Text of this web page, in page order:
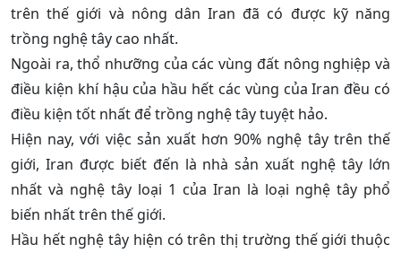
trên thế giới và nông dân Iran đã có được kỹ năng
trồng nghệ tây cao nhất.
Ngoài ra, thổ nhưỡng của các vùng đất nông nghiệp và
điều kiện khí hậu của hầu hết các vùng của Iran đều có
điều kiện tốt nhất để trồng nghệ tây tuyệt hảo.
Hiện nay, với việc sản xuất hơn 90% nghệ tây trên thế
giới, Iran được biết đến là nhà sản xuất nghệ tây lớn
nhất và nghệ tây loại 1 của Iran là loại nghệ tây phổ
biến nhất trên thế giới.
Hầu hết nghệ tây hiện có trên thị trường thế giới thuộc